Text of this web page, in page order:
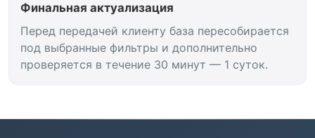
Финальная актуализация
Перед передачей клиенту база пересобирается
под выбранные фильтры и дополнительно
проверяется в течение 30 минут — 1 суток.